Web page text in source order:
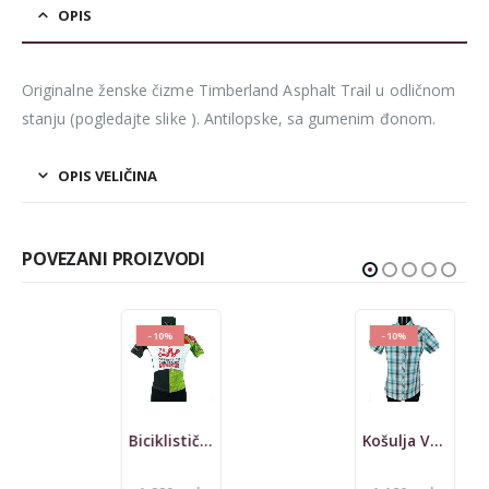
OPIS
Originalne ženske čizme Timberland Asphalt Trail u odličnom
stanju (pogledajte slike ). Antilopske, sa gumenim đonom.
OPIS VELIČINA
POVEZANI PROIZVODI